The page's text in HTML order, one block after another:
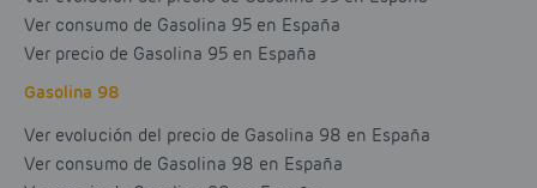
Ver consumo de Gasolina 95 en España
Ver precio de Gasolina 95 en España
Gasolina 98
Ver evolución del precio de Gasolina 98 en España
Ver consumo de Gasolina 98 en España